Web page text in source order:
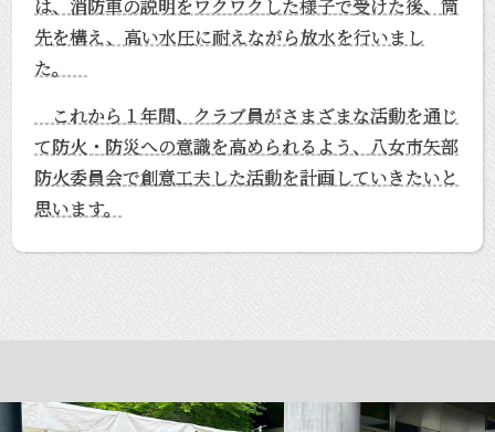
は、消防車の説明をワクワクした様子で受けた後、筒
先を構え、高い水圧に耐えながら放水を行いまし
た。
これから１年間、クラブ員がさまざまな活動を通じ
て防火・防災への意識を高められるよう、八女市矢部
防火委員会で創意工夫した活動を計画していきたいと
思います。